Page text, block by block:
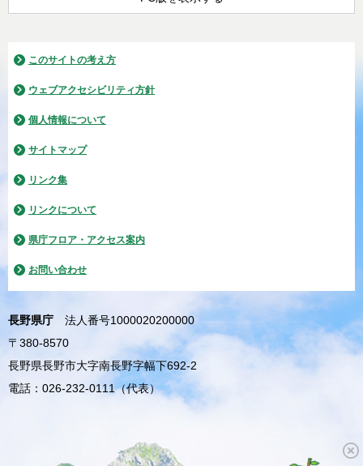
このサイトの考え方
ウェブアクセシビリティ方針
個人情報について
サイトマップ
リンク集
リンクについて
県庁フロア・アクセス案内
お問い合わせ
長野県庁
法人番号1000020200000
〒380-8570
長野県長野市大字南長野字幅下692-2
電話：026-232-0111（代表）